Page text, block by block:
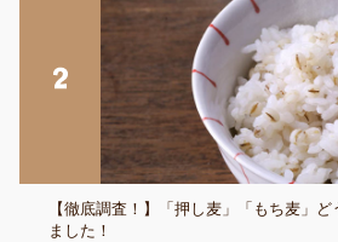
【徹底調査！】「押し麦」「もち麦」
ました！